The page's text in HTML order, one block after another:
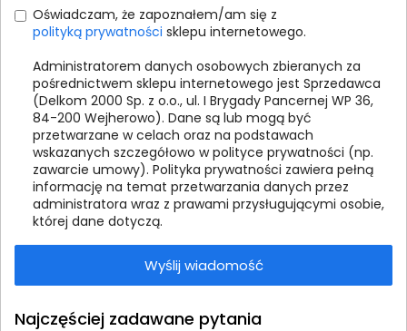
Oświadczam, że zapoznałem/am się z
polityką prywatności sklepu internetowego.
Administratorem danych osobowych zbieranych za
pośrednictwem sklepu internetowego jest Sprzedawca
(Delkom 2000 Sp. z o.o., ul. I Brygady Pancernej WP 36,
84-200 Wejherowo). Dane są lub mogą być
przetwarzane w celach oraz na podstawach
wskazanych szczegółowo w polityce prywatności (np.
zawarcie umowy). Polityka prywatności zawiera pełną
informację na temat przetwarzania danych przez
administratora wraz z prawami przysługującymi osobie,
której dane dotyczą.
Najczęściej zadawane pytania